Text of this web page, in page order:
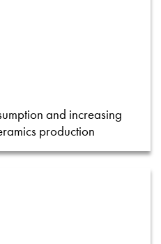
and increasing
production